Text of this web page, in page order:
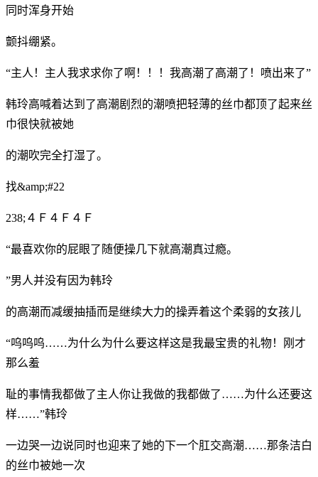
同时浑身开始
颤抖绷紧。
“主人！主人我求求你了啊！！！我高潮了高潮了！喷出来了”
韩玲高喊着达到了高潮剧烈的潮喷把轻薄的丝巾都顶了起来丝
巾很快就被她
的潮吹完全打湿了。
找&amp;#22
238;４Ｆ４Ｆ４Ｆ
“最喜欢你的屁眼了随便操几下就高潮真过瘾。
”男人并没有因为韩玲
的高潮而减缓抽插而是继续大力的操弄着这个柔弱的女孩儿
“呜呜呜……为什么为什么要这样这是我最宝贵的礼物！刚才
那么羞
耻的事情我都做了主人你让我做的我都做了……为什么还要这
样……”韩玲
一边哭一边说同时也迎来了她的下一个肛交高潮……那条洁白
的丝巾被她一次